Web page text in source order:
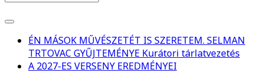
ÉN MÁSOK MŰVÉSZETÉT IS SZERETEM. SELMAN
TRTOVAC GYŰJTEMÉNYE Kurátori tárlatvezetés
A 2027-ES VERSENY EREDMÉNYEI